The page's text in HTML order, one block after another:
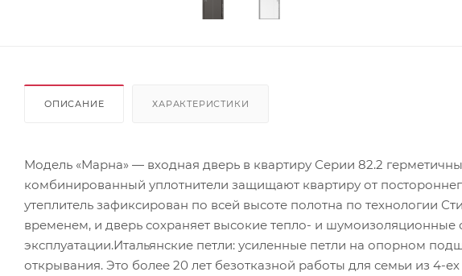
ОПИСАНИЕ ХАРАКТЕРИСТИКИ
Модель «Марна» — входная дверь в квартиру Серии 82.2
комбинированный уплотнители защищают квартиру от
утеплитель зафиксирован по всей высоте полотна по технологии
временем, и дверь сохраняет высокие тепло- и шумоизоляционные
эксплуатации.Итальянские петли: усиленные петли на опорном
открывания. Это более 20 лет безотказной работы для семьи из 4-ех